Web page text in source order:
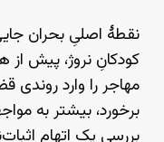
نقطهٔ اصلیِ بحران
کودکانِ نروژ، پیش
مهاجر را وارد
برخورد، بیشتر به
بررسیِ یک اتهام